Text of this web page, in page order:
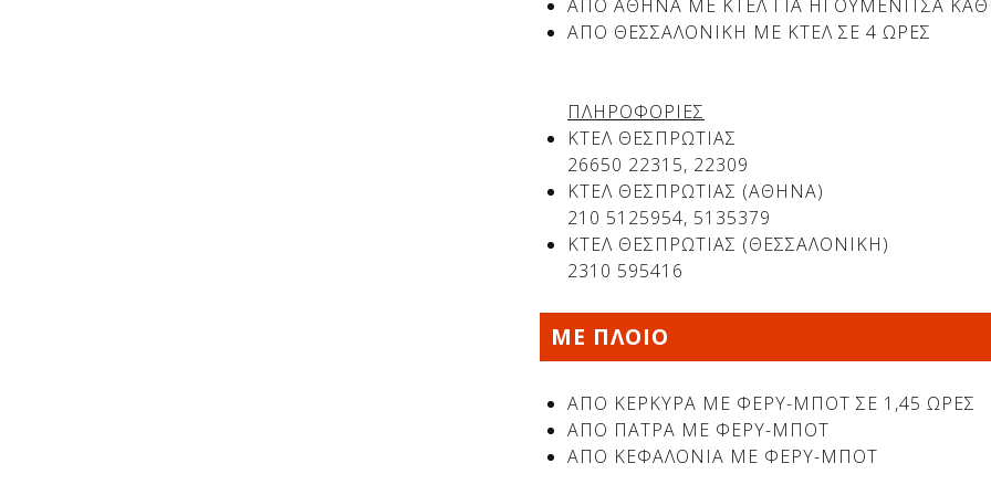
ΑΠΟ ΑΘΗΝΑ ΜΕ ΚΤΕΛ ΓΙΑ ΗΓΟΥΜΕΝΙΤΣΑ
ΑΠΟ ΘΕΣΣΑΛΟΝΙΚΗ ΜΕ ΚΤΕΛ ΣΕ 4 ΩΡΕΣ
ΠΛΗΡΟΦΟΡΙΕΣ
ΚΤΕΛ ΘΕΣΠΡΩΤΙΑΣ
26650 22315, 22309
ΚΤΕΛ ΘΕΣΠΡΩΤΙΑΣ (ΑΘΗΝΑ)
210 5125954, 5135379
ΚΤΕΛ ΘΕΣΠΡΩΤΙΑΣ (ΘΕΣΣΑΛΟΝΙΚΗ)
2310 595416
ΜΕ ΠΛΟΙΟ
ΑΠΟ ΚΕΡΚΥΡΑ ΜΕ ΦΕΡΥ-ΜΠΟΤ ΣΕ 1,45 ΩΡΕΣ
ΑΠΟ ΠΑΤΡΑ ΜΕ ΦΕΡΥ-ΜΠΟΤ
ΑΠΟ ΚΕΦΑΛΟΝΙΑ ΜΕ ΦΕΡΥ-ΜΠΟΤ